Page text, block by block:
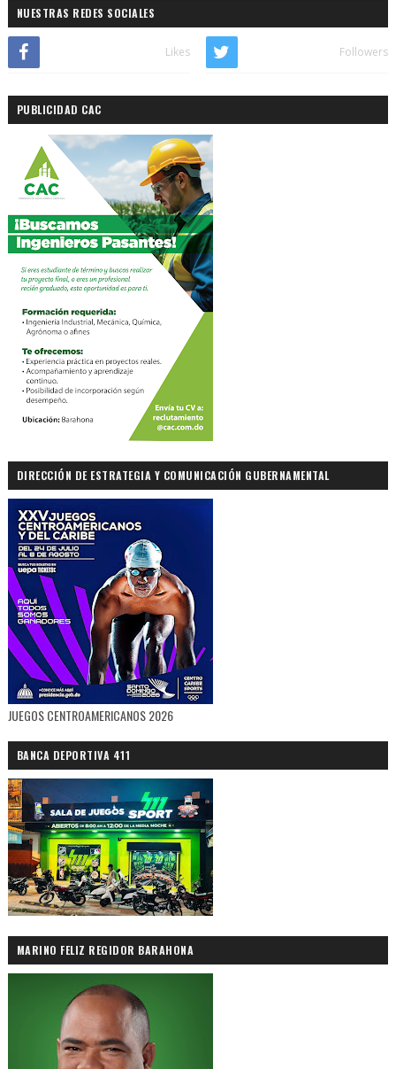
NUESTRAS REDES SOCIALES
Likes Followers
PUBLICIDAD CAC
DIRECCIÓN DE ESTRATEGIA Y COMUNICACIÓN GUBERNAMENTAL
JUEGOS CENTROAMERICANOS 2026
BANCA DEPORTIVA 411
MARINO FELIZ REGIDOR BARAHONA